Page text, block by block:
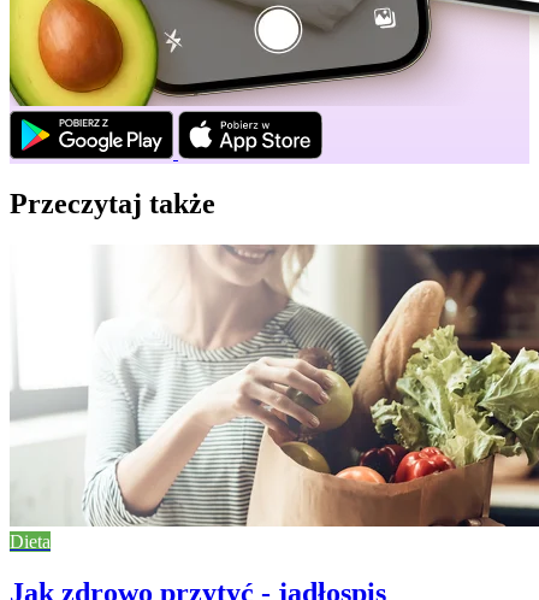
Przeczytaj także
Dieta
Jak zdrowo przytyć - jadłospis